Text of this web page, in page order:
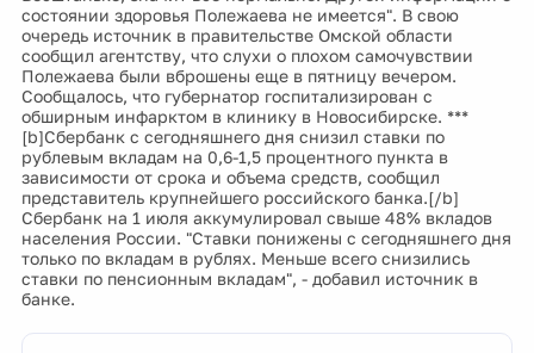
состоянии здоровья Полежаева не имеется". В свою
очередь источник в правительстве Омской области
сообщил агентству, что слухи о плохом самочувствии
Полежаева были вброшены еще в пятницу вечером.
Сообщалось, что губернатор госпитализирован с
обширным инфарктом в клинику в Новосибирске. ***
[b]Сбербанк с сегодняшнего дня снизил ставки по
рублевым вкладам на 0,6-1,5 процентного пункта в
зависимости от срока и объема средств, сообщил
представитель крупнейшего российского банка.[/b]
Сбербанк на 1 июля аккумулировал свыше 48% вкладов
населения России. "Ставки понижены с сегодняшнего дня
только по вкладам в рублях. Меньше всего снизились
ставки по пенсионным вкладам", - добавил источник в
банке.